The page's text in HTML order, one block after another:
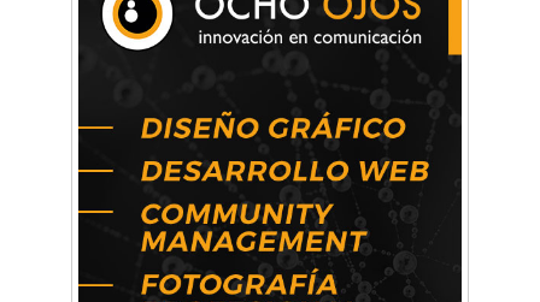
Arq. Horacio Alejandro Sánchez
Artística ApasionArte
Artística Veral